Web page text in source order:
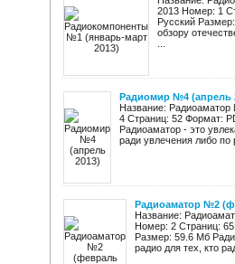
2013 Номер: 1
Русский
обзору
Радиомир №4 (апрель
Название: Радиоаматор
4 Страниц: 52 Формат:
Радиоаматор - это
ради увлечения либо по
Радиоаматор №2
Название:
Номер: 2 Страниц:
Размер: 59.6 Мб
радио для тех, кто